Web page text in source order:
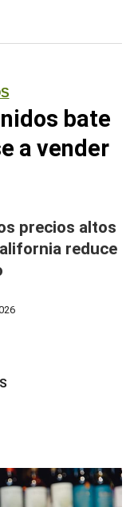
bate
a vender
precios altos
reduce